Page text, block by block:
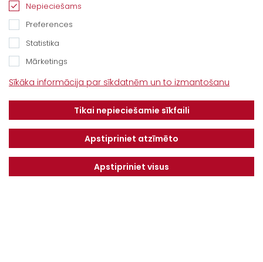
Kontakti
Jelgavas novads, LV-3043
info@dotnuvabaltic.lv
Nepieciešams
Preferences
Statistika
Mārketings
Sīkāka informācija par sīkdatnēm un to izmantošanu
Tikai nepieciešamie sīkfaili
Apstipriniet atzīmēto
Apstipriniet visus